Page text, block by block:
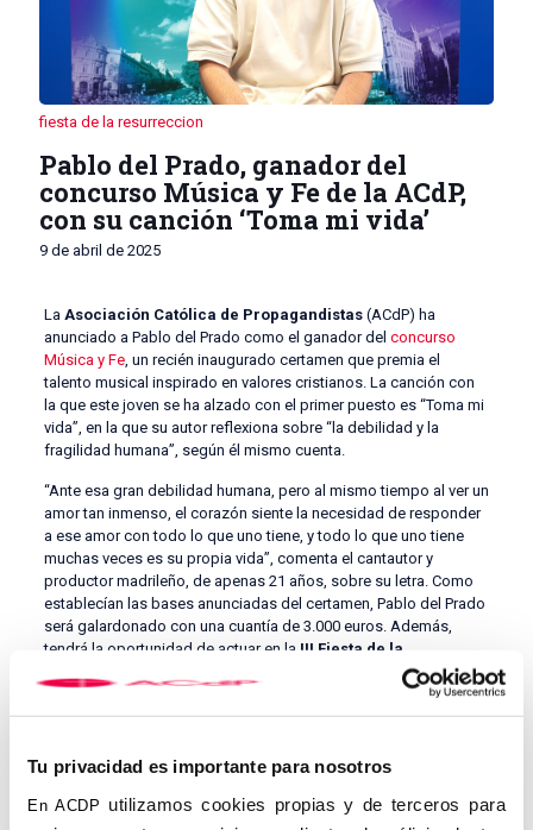
Tu privacidad es importante para nosotros
En ACDP utilizamos cookies propias y de terceros para
fiesta de la resurreccion
Pablo del Prado, ganador del
concurso Música y Fe de la ACdP,
con su canción ‘Toma mi vida’
9 de abril de 2025
La Asociación Católica de Propagandistas(ACdP) ha
anunciado a Pablo del Prado como el ganador del concurso
Música y Fe, un recién inaugurado certamen que premia el
talento musical inspirado en valores cristianos. La canción con
la que este joven se ha alzado con el primer puesto es “Toma mi
vida”, en la que su autor reflexiona sobre “la debilidad y la
fragilidad humana”, según él mismo cuenta.
“Ante esa gran debilidad humana, pero al mismo tiempo al ver un
amor tan inmenso, el corazón siente la necesidad de responder
a ese amor con todo lo que uno tiene, y todo lo que uno tiene
muchas veces es su propia vida”, comenta el cantautor y
productor madrileño, de apenas 21 años, sobre su letra. Como
establecían las bases anunciadas del certamen, Pablo del Prado
será galardonado con una cuantía de 3.000 euros. Además,
tendrá la oportunidad de actuar en la III Fiesta de la
, que tendrá lugar el próximo 26 de abril en la
plaza de Cibeles de Madrid.
Pablo del Pradonació en Madrid en el año 2003. Compagina
de producción musical, que lleva a cabo de forma